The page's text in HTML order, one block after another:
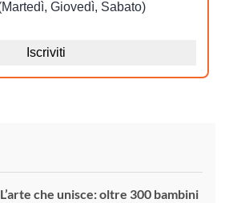
L’arte che unisce: oltre 300 bambini